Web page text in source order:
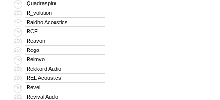
252 Quadraspire
253 R_volution
254 Raidho Acoustics
255 RCF
256 Reavon
257 Rega
258 Reimyo
259 Rekkord Audio
260 REL Acoustics
261 Revel
262 Revival Audio